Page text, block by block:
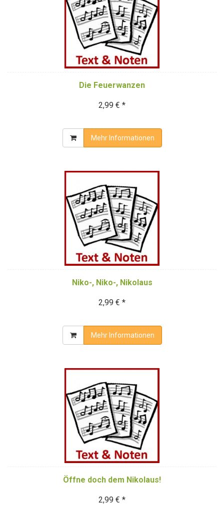
Die Feuerwanzen
2,99 € *
Mehr Informationen
Niko-, Niko-, Nikolaus
2,99 € *
Mehr Informationen
Öffne doch dem Nikolaus!
2,99 € *